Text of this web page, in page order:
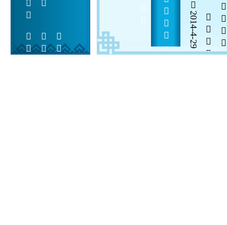
  
2014-4-29